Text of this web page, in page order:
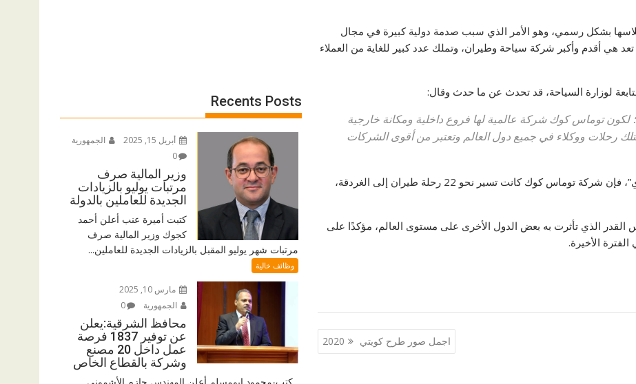
بشكل رسمي، وهو الأمر الذي سبب صدمة دولية كبيرة في مجال
هي أقدم وأكبر شركة سياحة وطيران، وتملك عدد كبير للغاية من العملاء
لوزارة السياحة، قد تحدث عن ما حدث وقال:
لكون توماس كوك شركة عالمية لها فروع داخلية ومكانة خارجية
رحلات ووكلاء في جميع دول العالم وتعتبر من أقوى الشركات
وبحسب ما أكده خبير سياحي يدعى “أبو الحجاج العماري”، فإن شركة توماس كوك كانت تسير نحو 22 رحلة طيران إلى الغردقة،
الذي تأثرت به بعض الدول الأخرى على مستوى العالم، مؤكدًا على
الأخيرة.
اجمل صور طرح كويتي 2020
Recents Posts
أبريل 15, 2025
الجمهورية
0
وزير المالية صرف
مرتبات يوليو بالزيادات
الجديدة للعاملين بالدولة
كتبت أميرة عنب أعلن أحمد
كجوك وزير المالية صرف
مرتبات شهر يوليو المقبل بالزيادات الجديدة للعاملين...
وظائف خالية
مارس 10, 2025
الجمهورية
0
محافظ الشرقية:يعلن
عن توفير 1837 فرصة
عمل داخل 20 مصنع
وشركة بالقطاع الخاص
كتب-محمود ابومسلم أعلن المهندس حازم الأشموني